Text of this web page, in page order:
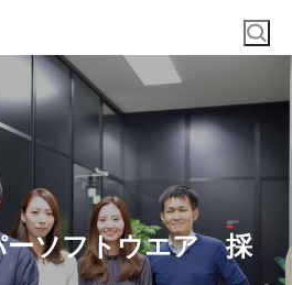
ーソフトウエア 採